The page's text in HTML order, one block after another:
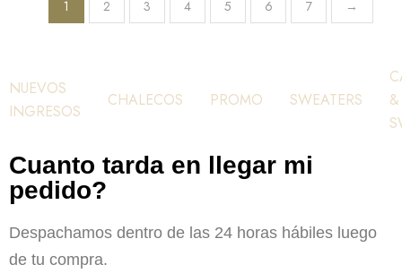
1 2 3 4 5 6 7 →
NUEVOS
INGRESOS
CHALECOS PROMO SWEATERS
&
Cuanto tarda en llegar mi
pedido?
Despachamos dentro de las 24 horas hábiles luego
de tu compra.